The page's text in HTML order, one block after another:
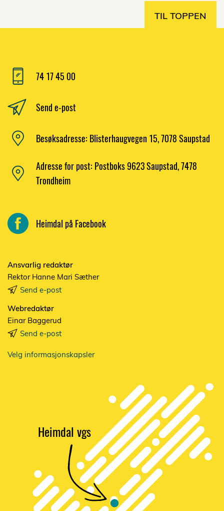
TIL TOPPEN
74 17 45 00
Send e-post
Besøksadresse: Blisterhaugvegen 15, 7078 Saupstad
Adresse for post: Postboks 9623 Saupstad, 7478
Trondheim
Heimdal på Facebook
Ansvarlig redaktør
Rektor Hanne Mari Sæther
Send e-post
Webredaktør
Einar Baggerud
Send e-post
Velg informasjonskapsler
Heimdal vgs